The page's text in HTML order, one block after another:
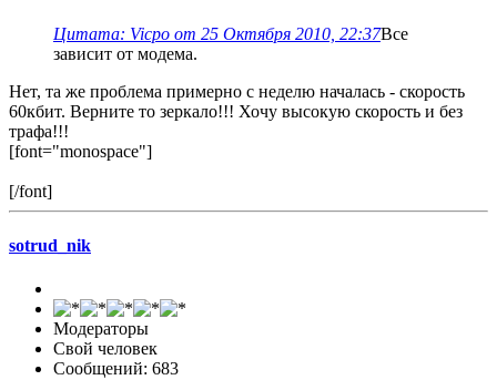
Цитата: Vicpo от 25 Октября 2010, 22:37Все
зависит от модема.
Нет, та же проблема примерно с неделю началась - скорость
60кбит. Верните то зеркало!!! Хочу высокую скорость и без
трафа!!!
[font="monospace"]
[/font]
sotrud_nik
Модераторы
Свой человек
Сообщений: 683